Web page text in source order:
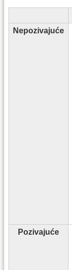
Nepozivajuće
Pozivajuće